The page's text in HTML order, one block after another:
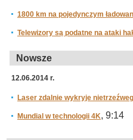
1800 km na pojedynczym
Telewizory są podatne na ataki
Nowsze
12.06.2014 r.
Laser zdalnie wykryje
Mundial w technologii 4K, 9:14